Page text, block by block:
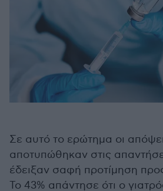
Σε αυτό το ερώτημα οι
αποτυπώθηκαν στις
έδειξαν σαφή προτίμηση
Το 43% απάντησε ότι ο